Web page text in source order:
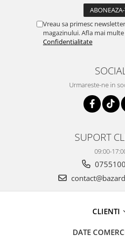
Vreau sa primesc
magazinului. Afla mai multe
Confidentialitate
Urmareste-ne in
SUPORT
09:00-
CLIENTI
DATE